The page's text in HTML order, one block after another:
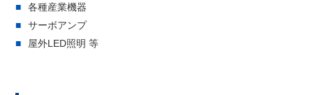
各種産業機器
サーボアンプ
屋外LED照明 等